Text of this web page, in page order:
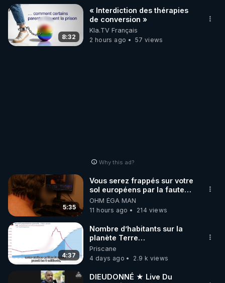
8:32
« Interdiction des thérapies
de conversion »
Kla.TV Français
2 hours ago
57 views
Why this ad?
5:35
Vous serez frappés sur votre
sol européens par la faute
des dirigeants qui s'en
mettent dans le nez
OHM ÉGA MAN
11 hours ago
214 views
4:37
Nombre d’habitants sur la
planète Terre…
Priscane
4 days ago
2.9 k views
DIEUDONNÉ ★ Live Du